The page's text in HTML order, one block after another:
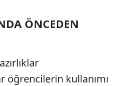
ÖNCEDEN
öğrencilerin kullanımı